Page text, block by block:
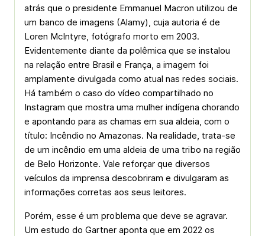
atrás que o presidente Emmanuel Macron utilizou de
um banco de imagens (Alamy), cuja autoria é de
Loren McIntyre, fotógrafo morto em 2003.
Evidentemente diante da polêmica que se instalou
na relação entre Brasil e França, a imagem foi
amplamente divulgada como atual nas redes sociais.
Há também o caso do vídeo compartilhado no
Instagram que mostra uma mulher indígena chorando
e apontando para as chamas em sua aldeia, com o
título: Incêndio no Amazonas. Na realidade, trata-se
de um incêndio em uma aldeia de uma tribo na região
de Belo Horizonte. Vale reforçar que diversos
veículos da imprensa descobriram e divulgaram as
informações corretas aos seus leitores.
Porém, esse é um problema que deve se agravar.
Um estudo do Gartner aponta que em 2022 os